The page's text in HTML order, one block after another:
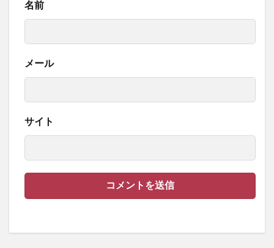
名前
メール
サイト